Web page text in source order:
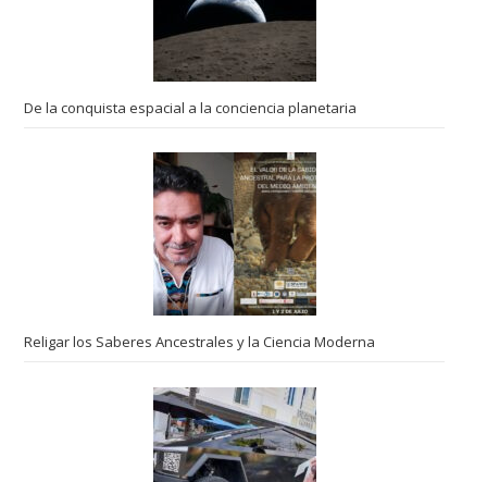
De la conquista espacial a la conciencia planetaria
Religar los Saberes Ancestrales y la Ciencia Moderna